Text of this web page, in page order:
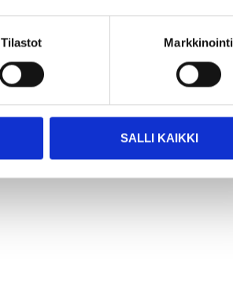
Tilastot Markkinointi
SALLI KAIKKI